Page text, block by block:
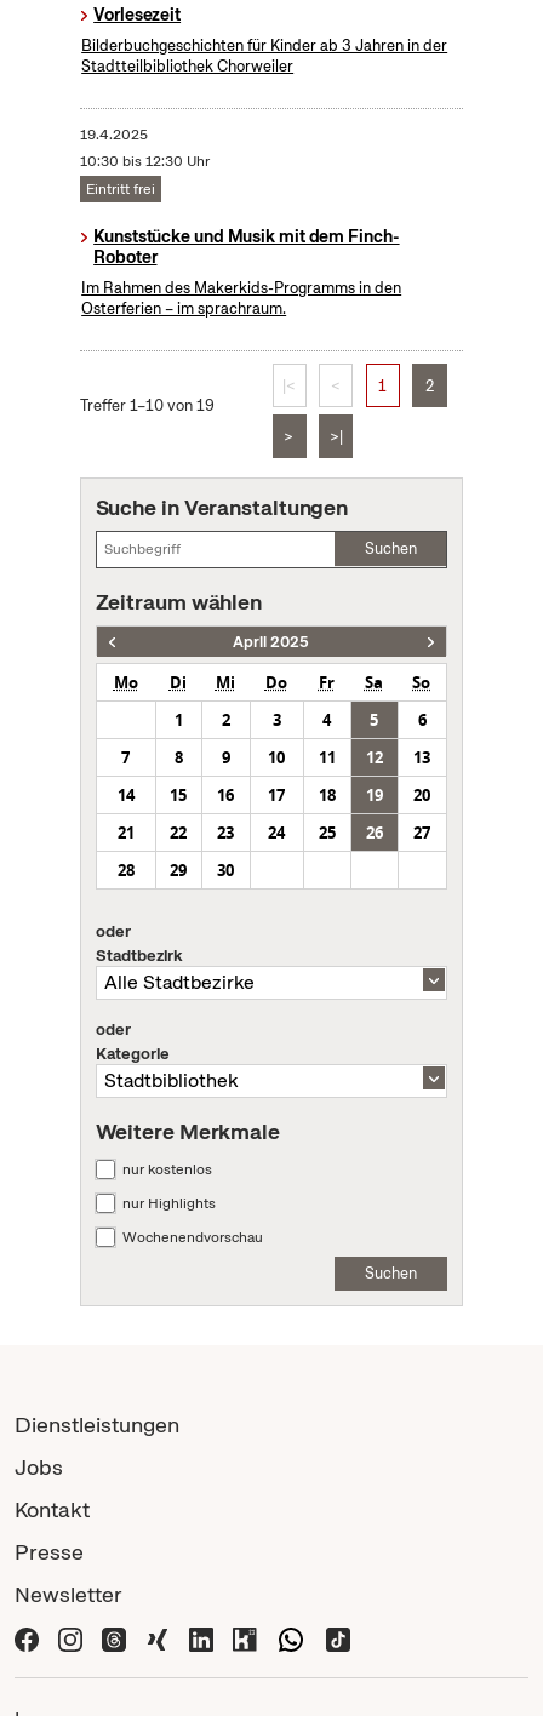
Vorlesezeit
Bilderbuchgeschichten für Kinder ab 3 Jahren in der
Stadtteilbibliothek Chorweiler
19.4.2025
10:30 bis 12:30 Uhr
Eintritt frei
Kunststücke und Musik mit dem Finch-
Roboter
Im Rahmen des Makerkids-Programms in den
Osterferien – im sprachraum.
Treffer 1–10 von 19
|< < 1 2
> >|
Suche in Veranstaltungen
Suchen
Zeitraum wählen
April 2025
Mo Di Mi Do Fr Sa
So
1
2 3 4 5
6
7
8 9 10 11 12
13
14
15 16 17 18 19
20
21
22 23 24 25 26
27
28
29 30
oder
Stadtbezirk
oder
Kategorie
Weitere Merkmale
nur kostenlos
nur Highlights
Wochenendvorschau
Suchen
Dienstleistungen
Jobs
Kontakt
Presse
Newsletter